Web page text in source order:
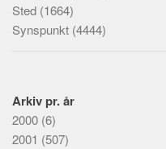
Sted (1664)
Synspunkt (4444)
Arkiv pr. år
2000 (6)
2001 (507)